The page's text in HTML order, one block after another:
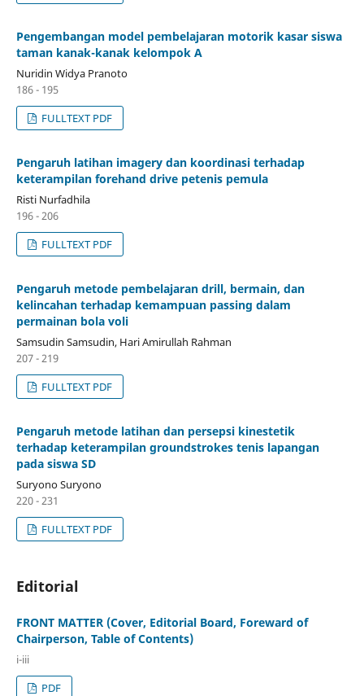
Pengembangan model pembelajaran motorik kasar siswa
taman kanak-kanak kelompok A
Nuridin Widya Pranoto
186 - 195
FULLTEXT PDF
Pengaruh latihan imagery dan koordinasi terhadap
keterampilan forehand drive petenis pemula
Risti Nurfadhila
196 - 206
FULLTEXT PDF
Pengaruh metode pembelajaran drill, bermain, dan
kelincahan terhadap kemampuan passing dalam
permainan bola voli
Samsudin Samsudin, Hari Amirullah Rahman
207 - 219
FULLTEXT PDF
Pengaruh metode latihan dan persepsi kinestetik
terhadap keterampilan groundstrokes tenis lapangan
pada siswa SD
Suryono Suryono
220 - 231
FULLTEXT PDF
Editorial
FRONT MATTER (Cover, Editorial Board, Foreward of
Chairperson, Table of Contents)
i-iii
PDF